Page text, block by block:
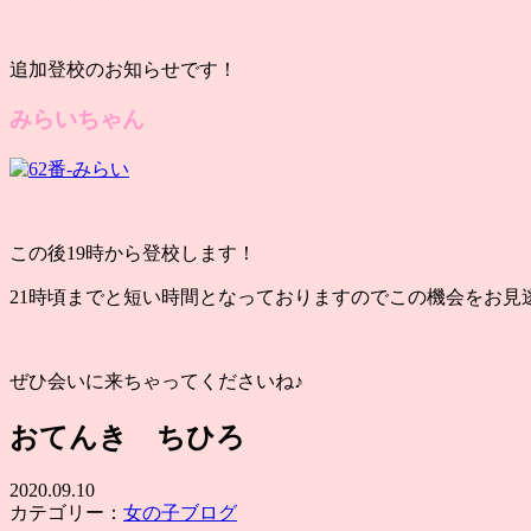
追加登校のお知らせです！
みらいちゃん
この後19時から登校します！
21時頃までと短い時間となっておりますのでこの機会をお見
ぜひ会いに来ちゃってくださいね♪
おてんき ちひろ
2020.09.10
カテゴリー： 女の子ブログ